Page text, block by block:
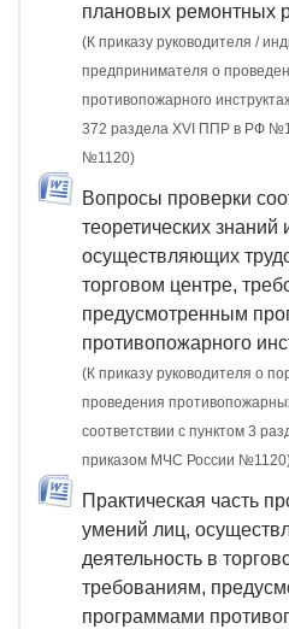
плановых ремонтных
(К приказу руководителя /
предпринимателя о
противопожарного
372 раздела XVI ППР в РФ
№1120)
Вопросы проверки
теоретических знаний
осуществляющих
торговом центре,
предусмотренным
противопожарного
(К приказу руководителя о
проведения
соответствии с пунктом 3
приказом МЧС России
Практическая часть
умений лиц,
деятельность в
требованиям,
программами